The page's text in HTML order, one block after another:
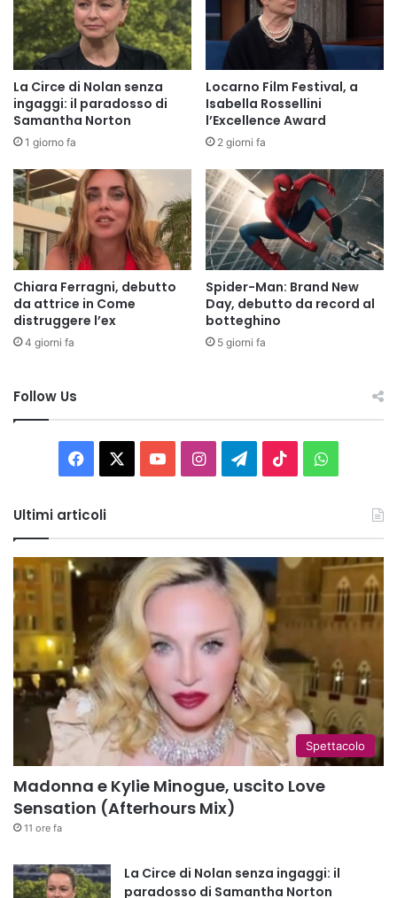
La Circe di Nolan senza
ingaggi: il paradosso di
Samantha Norton
1 giorno fa
Locarno Film Festival, a
Isabella Rossellini
l’Excellence Award
2 giorni fa
Chiara Ferragni, debutto
da attrice in Come
distruggere l’ex
4 giorni fa
Spider-Man: Brand New
Day, debutto da record al
botteghino
5 giorni fa
Follow Us
Facebook You InstagramTelegram
TikTok
Ultimi articoli
Spettacolo
Madonna e Kylie Minogue, uscito Love
Sensation (Afterhours Mix)
11 ore fa
La Circe di Nolan senza ingaggi: il
paradosso di Samantha Norton